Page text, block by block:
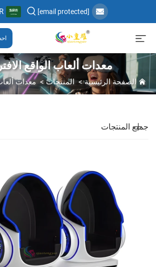
[email protected]
معدات ألعاب الواقع
الصفحة الرئيسية>المنتجات>معدات
جميع المنتجات